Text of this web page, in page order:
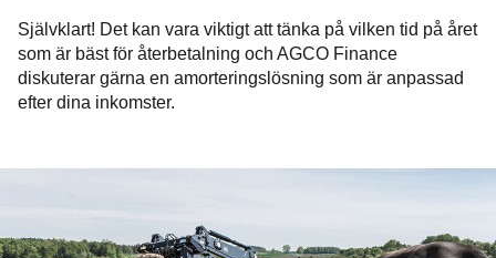
Självklart! Det kan vara viktigt att tänka på vilken tid på året
som är bäst för återbetalning och AGCO Finance
diskuterar gärna en amorteringslösning som är anpassad
efter dina inkomster.